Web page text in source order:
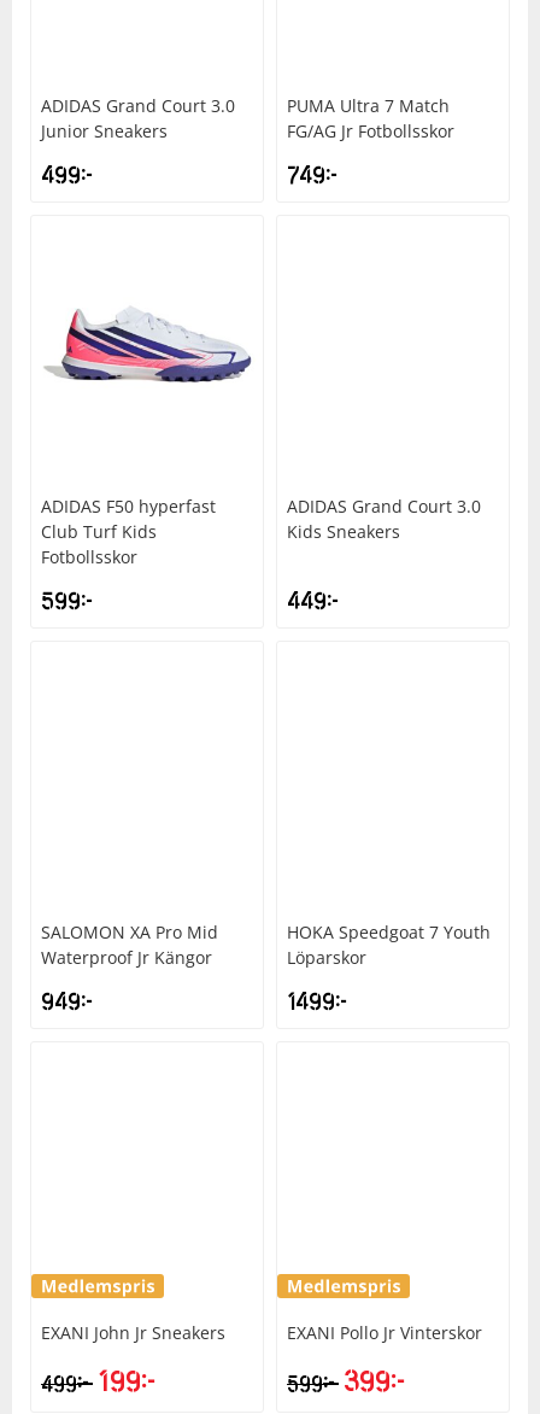
ADIDAS Grand Court 3.0
Junior Sneakers
499kr
PUMA Ultra 7 Match
FG/AG Jr Fotbollsskor
749kr
ADIDAS F50 hyperfast
Club Turf Kids
Fotbollsskor
599kr
ADIDAS Grand Court 3.0
Kids Sneakers
449kr
SALOMON XA Pro Mid
Waterproof Jr Kängor
949kr
HOKA Speedgoat 7 Youth
Löparskor
1499kr
EXANI John Jr Sneakers
499kr 199kr
EXANI Pollo Jr Vinterskor
599kr 399kr